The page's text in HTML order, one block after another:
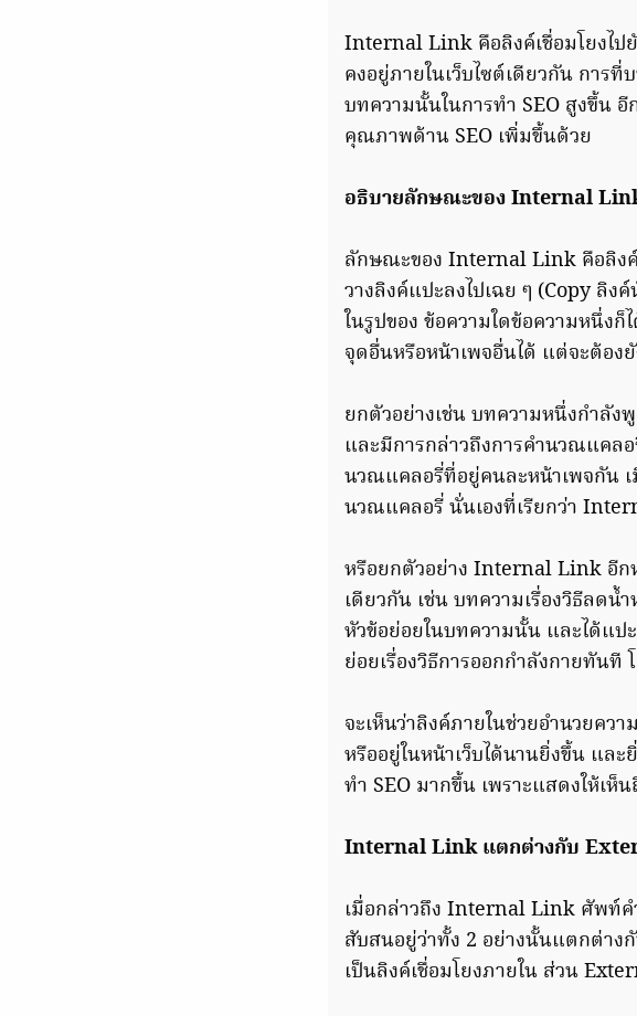
Internal Link คือลิงค์เชื่อมโยงไป
คงอยู่ภายในเว็บไซต์เดียวกัน กา
บทความนั้นในการทำ SEO สูงขึ้น
คุณภาพด้าน SEO เพิ่มขึ้นด้วย
อธิบายลักษณะของ Internal
ลักษณะของ Internal Link คือลิงค์
วางลิงค์แปะลงไปเฉย ๆ (Copy ลิง
ในรูปของ ข้อความใดข้อความหนึ่
จุดอื่นหรือหน้าเพจอื่นได้ แต่จะต้องยั
ยกตัวอย่างเช่น บทความหนึ่งกำลัง
และมีการกล่าวถึงการคำนวณแคลอ
นวณแคลอรี่ที่อยู่คนละหน้าเพจกัน เ
นวณแคลอรี่ นั่นเองที่เรียกว่า
หรือยกตัวอย่าง Internal Link อีก
เดียวกัน เช่น บทความเรื่องวิธีลดน้
หัวข้อย่อยในบทความนั้น และได้แป
ย่อยเรื่องวิธีการออกกำลังกายทันที
จะเห็นว่าลิงค์ภายในช่วยอำนวยคว
หรืออยู่ในหน้าเว็บได้นานยิ่งขึ้น และ
ทำ SEO มากขึ้น เพราะแสดงให้เ
Internal Link แตกต่างกับ
เมื่อกล่าวถึง Internal Link ศัพท์
สับสนอยู่ว่าทั้ง 2 อย่างนั้นแตกต่า
เป็นลิงค์เชื่อมโยงภายใน ส่วน